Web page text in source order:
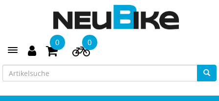
Toggle navigation
0 0